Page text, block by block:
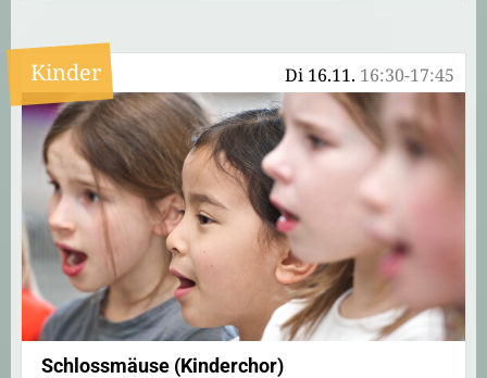
Di 16.11. 16:30-17:45
Kinder
Schlossmäuse (Kinderchor)